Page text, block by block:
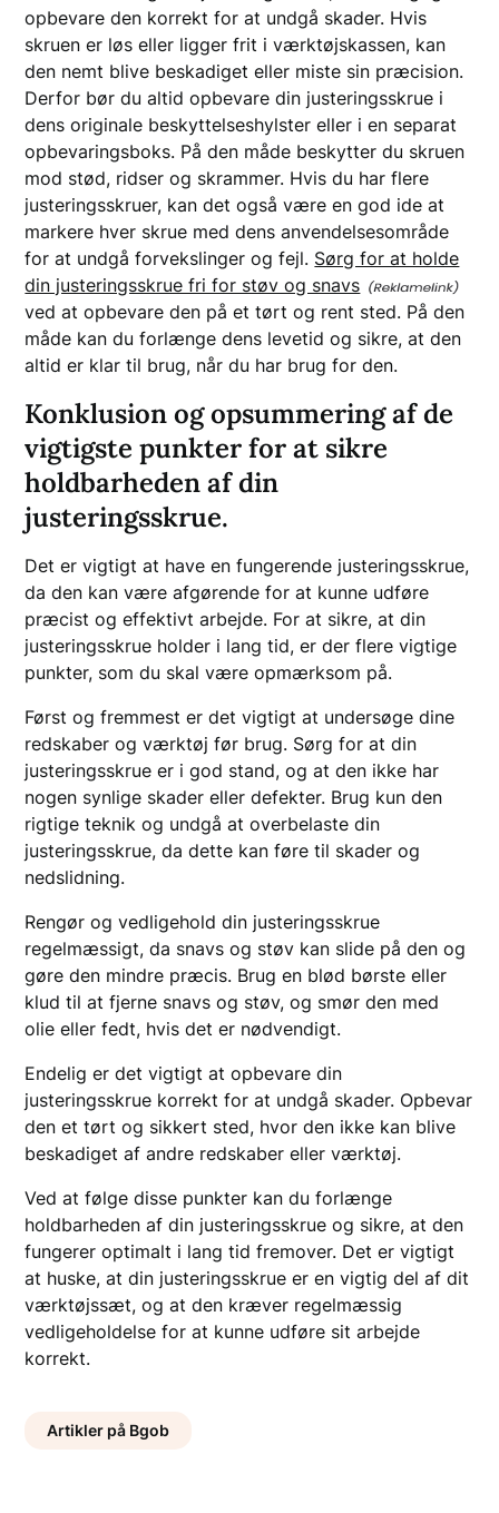
opbevare den korrekt for at undgå skader. Hvis
skruen er løs eller ligger frit i værktøjskassen, kan
den nemt blive beskadiget eller miste sin præcision.
Derfor bør du altid opbevare din justeringsskrue i
dens originale beskyttelseshylster eller i en separat
opbevaringsboks. På den måde beskytter du skruen
mod stød, ridser og skrammer. Hvis du har flere
justeringsskruer, kan det også være en god ide at
markere hver skrue med dens anvendelsesområde
for at undgå forvekslinger og fejl. Sørg for at holde
din justeringsskrue fri for støv og snavs
ved at opbevare den på et tørt og rent sted. På den
måde kan du forlænge dens levetid og sikre, at den
altid er klar til brug, når du har brug for den.
Konklusion og opsummering af de
vigtigste punkter for at sikre
holdbarheden af din
justeringsskrue.
Det er vigtigt at have en fungerende justeringsskrue,
da den kan være afgørende for at kunne udføre
præcist og effektivt arbejde. For at sikre, at din
justeringsskrue holder i lang tid, er der flere vigtige
punkter, som du skal være opmærksom på.
Først og fremmest er det vigtigt at undersøge dine
redskaber og værktøj før brug. Sørg for at din
justeringsskrue er i god stand, og at den ikke har
nogen synlige skader eller defekter. Brug kun den
rigtige teknik og undgå at overbelaste din
justeringsskrue, da dette kan føre til skader og
nedslidning.
Rengør og vedligehold din justeringsskrue
regelmæssigt, da snavs og støv kan slide på den og
gøre den mindre præcis. Brug en blød børste eller
klud til at fjerne snavs og støv, og smør den med
olie eller fedt, hvis det er nødvendigt.
Endelig er det vigtigt at opbevare din
justeringsskrue korrekt for at undgå skader. Opbevar
den et tørt og sikkert sted, hvor den ikke kan blive
beskadiget af andre redskaber eller værktøj.
Ved at følge disse punkter kan du forlænge
holdbarheden af din justeringsskrue og sikre, at den
fungerer optimalt i lang tid fremover. Det er vigtigt
at huske, at din justeringsskrue er en vigtig del af dit
værktøjssæt, og at den kræver regelmæssig
vedligeholdelse for at kunne udføre sit arbejde
korrekt.
Artikler på Bgob